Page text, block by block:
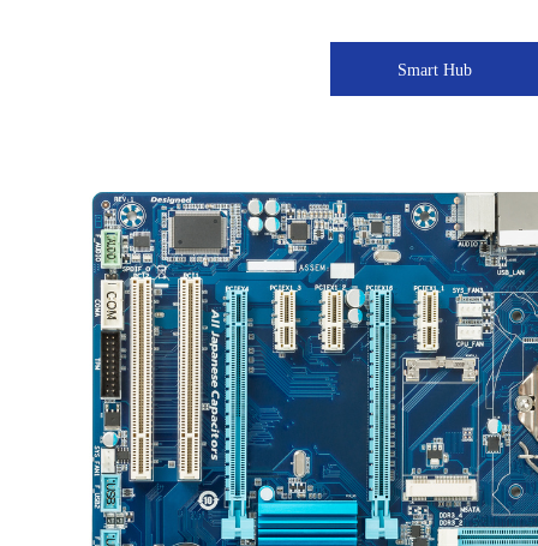
Smart Hub